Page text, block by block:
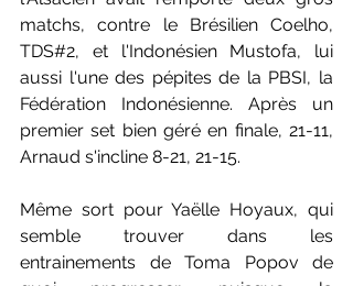
matchs, contre le Brésilien Coelho,
TDS#2, et l'Indonésien Mustofa, lui
aussi l'une des pépites de la PBSI, la
Fédération Indonésienne. Après un
premier set bien géré en finale, 21-11,
Arnaud s'incline 8-21, 21-15.
Même sort pour Yaëlle Hoyaux, qui
semble trouver dans les
entrainements de Toma Popov de